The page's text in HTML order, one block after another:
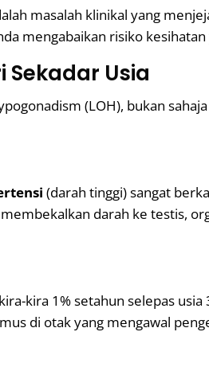
masalah klinikal yang
mengabaikan risiko
Sekadar Usia
(LOH), bukan
(darah tinggi) sangat
darah ke testis,
kira 1% setahun selepas
di otak yang mengawal